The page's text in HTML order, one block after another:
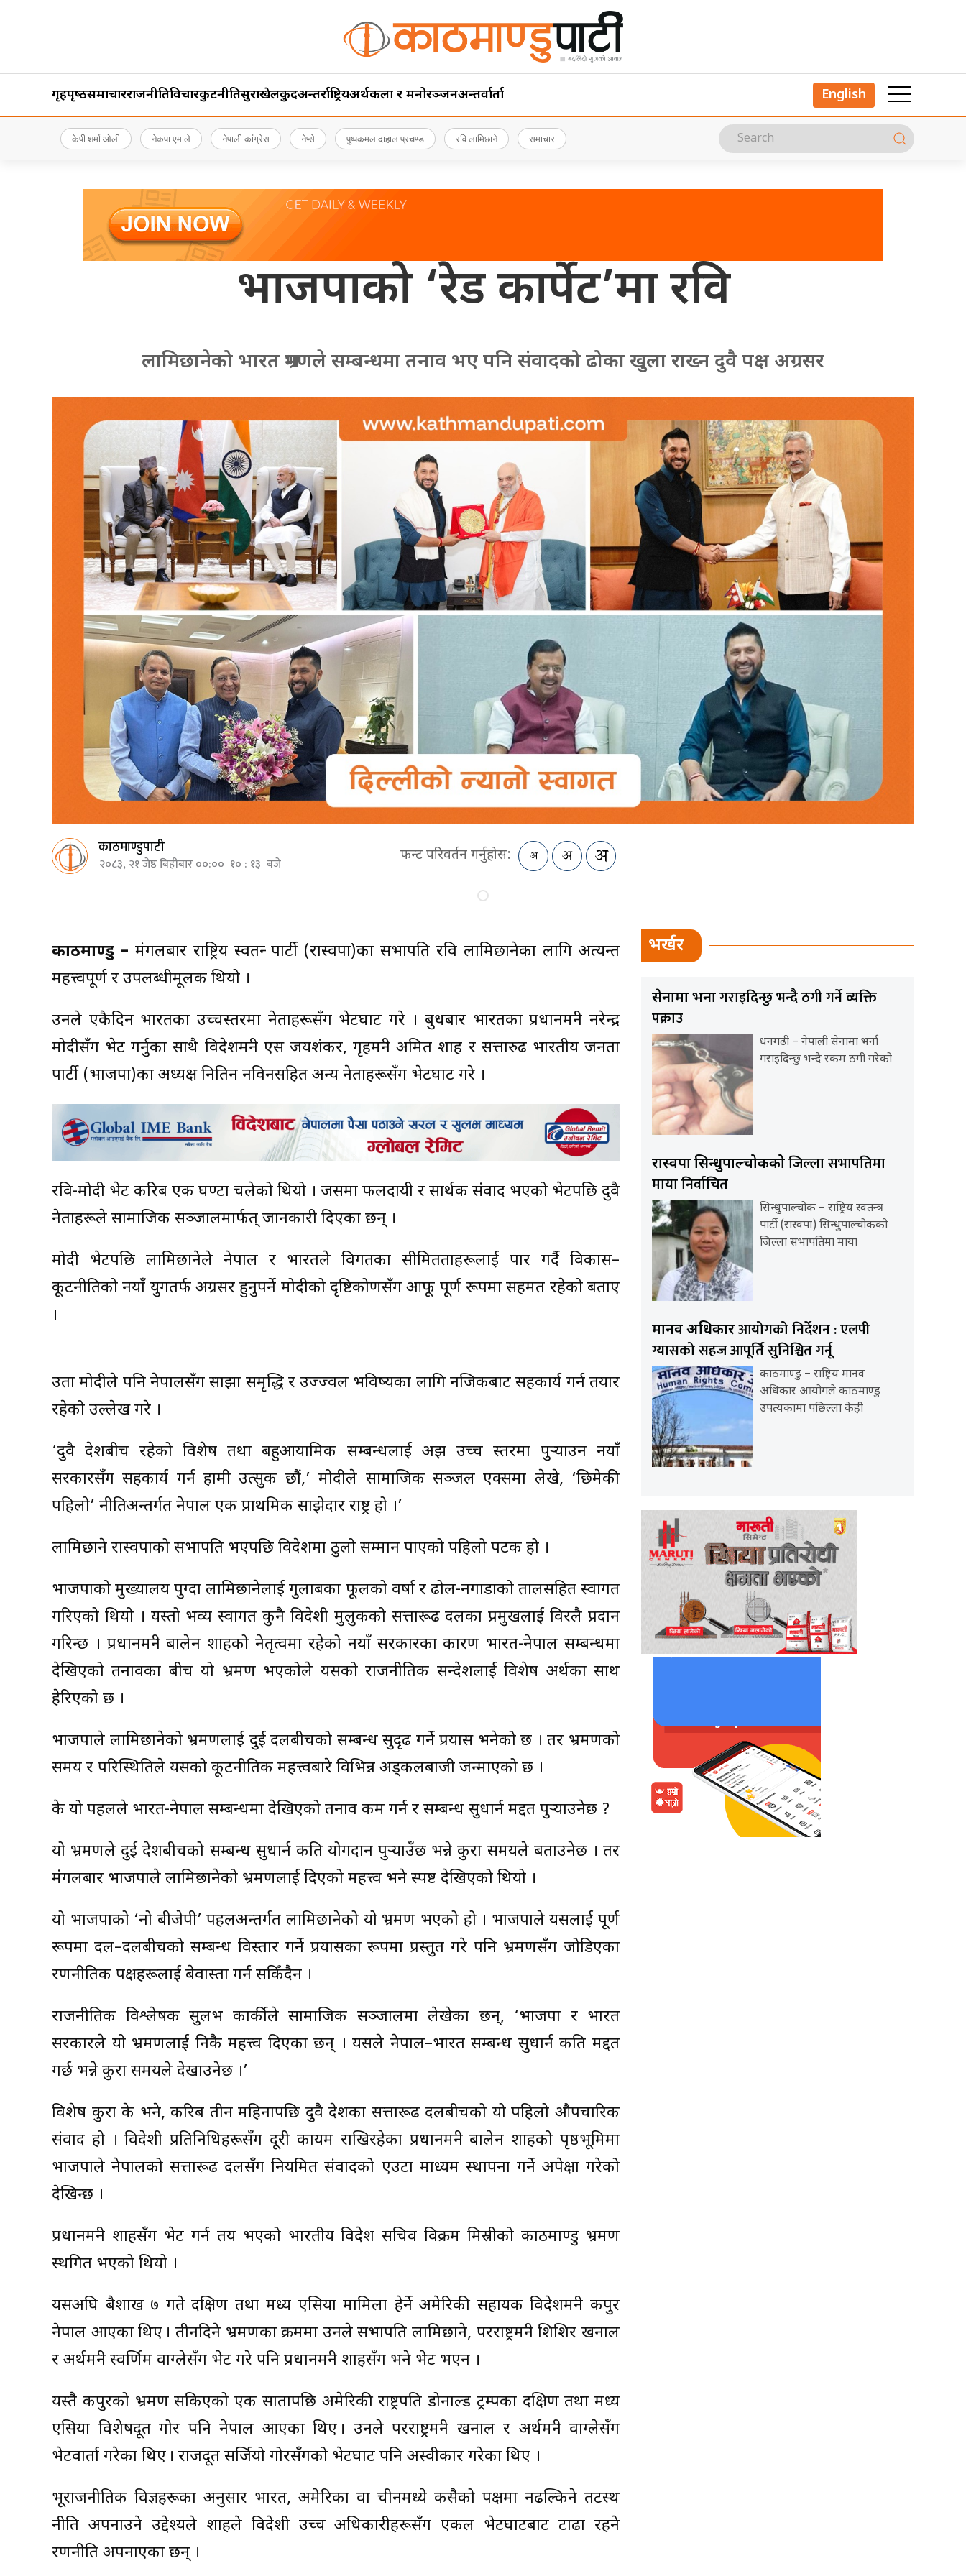
गृहपृष्‍ठसमाचारराजनीतिविचारकुटनीतिसुरक्षाखेलकुदअन्तर्राष्ट्रियअर्थकला र मनोरञ्जनअन्तर्वार्ता English
केपी शर्मा ओली नेकपा एमाले नेपाली कांग्रेस नेप्से पुष्पकमल दाहाल प्रचण्ड रवि लामिछाने समाचार
भाजपाको ‘रेड कार्पेट’मा रवि
लामिछानेको भारत भ्रमणले सम्बन्धमा तनाव भए पनि संवादको ढोका खुला राख्न दुवै पक्ष अग्रसर
काठमाण्डुपाटी
२०८३, २१ जेष्ठ बिहीबार ००:०० १० : १३ बजे फन्ट परिवर्तन गर्नुहोस:
काठमाण्डु – मंगलबार राष्ट्रिय स्वतन्त्र पार्टी (रास्वपा)का सभापति रवि लामिछानेका लागि अत्यन्त
महत्त्वपूर्ण र उपलब्धीमूलक थियो ।
उनले एकैदिन भारतका उच्चस्तरमा नेताहरूसँग भेटघाट गरे । बुधबार भारतका प्रधानमन्त्री नरेन्द्र
मोदीसँग भेट गर्नुका साथै विदेशमन्त्री एस जयशंकर, गृहमन्त्री अमित शाह र सत्तारुढ भारतीय जनता
पार्टी (भाजपा)का अध्यक्ष नितिन नविनसहित अन्य नेताहरूसँग भेटघाट गरे ।
रवि-मोदी भेट करिब एक घण्टा चलेको थियो । जसमा फलदायी र सार्थक संवाद भएको भेटपछि दुवै
नेताहरूले सामाजिक सञ्जालमार्फत् जानकारी दिएका छन् ।
मोदी भेटपछि लामिछानेले नेपाल र भारतले विगतका सीमितताहरूलाई पार गर्दै विकास–
कूटनीतिको नयाँ युगतर्फ अग्रसर हुनुपर्ने मोदीको दृष्टिकोणसँग आफू पूर्ण रूपमा सहमत रहेको बताए
।
उता मोदीले पनि नेपालसँग साझा समृद्धि र उज्ज्वल भविष्यका लागि नजिकबाट सहकार्य गर्न तयार
रहेको उल्लेख गरे ।
‘दुवै देशबीच रहेको विशेष तथा बहुआयामिक सम्बन्धलाई अझ उच्च स्तरमा पुर्‍याउन नयाँ
सरकारसँग सहकार्य गर्न हामी उत्सुक छौं,’ मोदीले सामाजिक सञ्जल एक्समा लेखे, ‘छिमेकी
पहिलो’ नीतिअन्तर्गत नेपाल एक प्राथमिक साझेदार राष्ट्र हो ।’
लामिछाने रास्वपाको सभापति भएपछि विदेशमा ठुलो सम्मान पाएको पहिलो पटक हो ।
भाजपाको मुख्यालय पुग्दा लामिछानेलाई गुलाबका फूलको वर्षा र ढोल-नगाडाको तालसहित स्वागत
गरिएको थियो । यस्तो भव्य स्वागत कुनै विदेशी मुलुकको सत्तारूढ दलका प्रमुखलाई विरलै प्रदान
गरिन्छ । प्रधानमन्त्री बालेन शाहको नेतृत्वमा रहेको नयाँ सरकारका कारण भारत-नेपाल सम्बन्धमा
देखिएको तनावका बीच यो भ्रमण भएकोले यसको राजनीतिक सन्देशलाई विशेष अर्थका साथ
हेरिएको छ ।
भाजपाले लामिछानेको भ्रमणलाई दुई दलबीचको सम्बन्ध सुदृढ गर्ने प्रयास भनेको छ । तर भ्रमणको
समय र परिस्थितिले यसको कूटनीतिक महत्त्वबारे विभिन्न अड्कलबाजी जन्माएको छ ।
के यो पहलले भारत-नेपाल सम्बन्धमा देखिएको तनाव कम गर्न र सम्बन्ध सुधार्न मद्दत पुर्‍याउनेछ ?
यो भ्रमणले दुई देशबीचको सम्बन्ध सुधार्न कति योगदान पुर्‍याउँछ भन्ने कुरा समयले बताउनेछ । तर
मंगलबार भाजपाले लामिछानेको भ्रमणलाई दिएको महत्त्व भने स्पष्ट देखिएको थियो ।
यो भाजपाको ‘नो बीजेपी’ पहलअन्तर्गत लामिछानेको यो भ्रमण भएको हो । भाजपाले यसलाई पूर्ण
रूपमा दल–दलबीचको सम्बन्ध विस्तार गर्ने प्रयासका रूपमा प्रस्तुत गरे पनि भ्रमणसँग जोडिएका
रणनीतिक पक्षहरूलाई बेवास्ता गर्न सकिँदैन ।
राजनीतिक विश्लेषक सुलभ कार्कीले सामाजिक सञ्जालमा लेखेका छन्, ‘भाजपा र भारत
सरकारले यो भ्रमणलाई निकै महत्त्व दिएका छन् । यसले नेपाल–भारत सम्बन्ध सुधार्न कति मद्दत
गर्छ भन्ने कुरा समयले देखाउनेछ ।’
विशेष कुरा के भने, करिब तीन महिनापछि दुवै देशका सत्तारूढ दलबीचको यो पहिलो औपचारिक
संवाद हो । विदेशी प्रतिनिधिहरूसँग दूरी कायम राखिरहेका प्रधानमन्त्री बालेन शाहको पृष्ठभूमिमा
भाजपाले नेपालको सत्तारूढ दलसँग नियमित संवादको एउटा माध्यम स्थापना गर्ने अपेक्षा गरेको
देखिन्छ ।
प्रधानमन्त्री शाहसँग भेट गर्न तय भएको भारतीय विदेश सचिव विक्रम मिस्रीको काठमाण्डु भ्रमण
स्थगित भएको थियो ।
यसअघि बैशाख ७ गते दक्षिण तथा मध्य एसिया मामिला हेर्ने अमेरिकी सहायक विदेशमन्त्री कपुर
नेपाल आएका थिए । तीनदिने भ्रमणका क्रममा उनले सभापति लामिछाने, परराष्ट्रमन्त्री शिशिर खनाल
र अर्थमन्त्री स्वर्णिम वाग्लेसँग भेट गरे पनि प्रधानमन्त्री शाहसँग भने भेट भएन ।
यस्तै कपुरको भ्रमण सकिएको एक सातापछि अमेरिकी राष्ट्रपति डोनाल्ड ट्रम्पका दक्षिण तथा मध्य
एसिया विशेषदूत गोर पनि नेपाल आएका थिए । उनले परराष्ट्रमन्त्री खनाल र अर्थमन्त्री वाग्लेसँग
भेटवार्ता गरेका थिए । राजदूत सर्जियो गोरसँगको भेटघाट पनि अस्वीकार गरेका थिए ।
भूराजनीतिक विज्ञहरूका अनुसार भारत, अमेरिका वा चीनमध्ये कसैको पक्षमा नढल्किने तटस्थ
नीति अपनाउने उद्देश्यले शाहले विदेशी उच्च अधिकारीहरूसँग एकल भेटघाटबाट टाढा रहने
रणनीति अपनाएका छन् ।
भर्खर
सेनामा भर्नागराइदिन्छु भन्दै ठगी गर्ने व्यक्ति
पक्राउ
धनगढी – नेपाली सेनामा भर्ना
गराइदिन्छु भन्दै रकम ठगी गरेको
रास्वपा सिन्धुपाल्चोककोजिल्ला सभापतिमा
माया निर्वाचित
सिन्धुपाल्चोक – राष्ट्रिय स्वतन्त्र
पार्टी (रास्वपा) सिन्धुपाल्चोकको
जिल्ला सभापतिमा माया
मानव अधिकारआयोगको निर्देशन : एलपी
ग्यासको सहज आपूर्ति सुनिश्चित गर्नू
काठमाण्डु – राष्ट्रिय मानव
अधिकार आयोगले काठमाण्डु
उपत्यकामा पछिल्ला केही